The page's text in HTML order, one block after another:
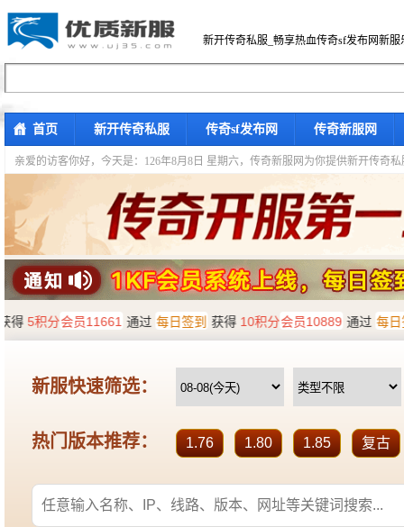
新开传奇私服_畅享热血传奇sf发布网新服
首页 新开传奇私服 传奇sf发布网 传奇新服网
亲爱的访客你好， 今天是：126年8月8日 星期六，传奇新服网为你提供新开传奇